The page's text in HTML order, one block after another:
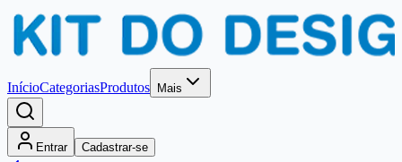
InícioCategoriasProdutos Mais
Entrar Cadastrar-se